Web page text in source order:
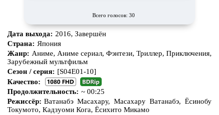
Всего голосов: 30
Дата выхода: 2016, Завершён
Страна: Япония
Жанр: Аниме, Аниме сериал, Фэнтези, Триллер, Приключения,
Зарубежный мультфильм
Сезон / серия: [S04E01-10]
Качество:
Продолжительность: ~ 00:25
Режиссёр: Ватанабэ Масахару, Масахару Ватанабэ, Ёсинобу
Токумото, Кадзуоми Кога, Ёсихито Микамо